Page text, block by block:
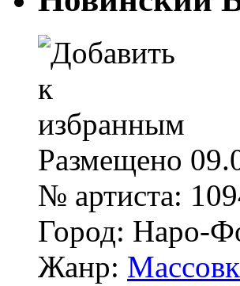
Размещено
№ артиста:
Город: Наро-
Жанр: